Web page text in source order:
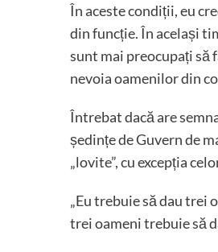
În aceste condiții, eu
din funcție. În același
sunt mai preocupați să
nevoia oamenilor din
Întrebat dacă are
ședințe de Guvern de
„lovite”, cu excepția
„Eu trebuie să dau trei
trei oameni trebuie să